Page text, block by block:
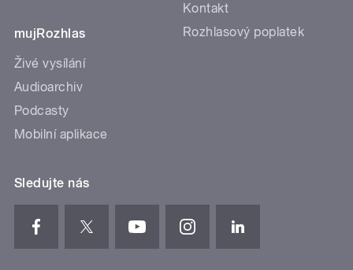
mujRozhlas
Živé vysílání
Audioarchiv
Podcasty
Mobilní aplikace
Kontakt
Rozhlasový poplatek
Sledujte nás